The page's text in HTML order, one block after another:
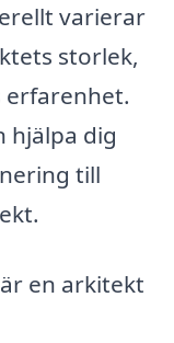
varierar
storlek,
erfarenhet.
hjälpa dig
till
en arkitekt